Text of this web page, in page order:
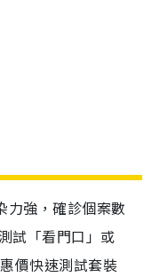
強，確診個案數
試「看門口」或
價快速測試套裝